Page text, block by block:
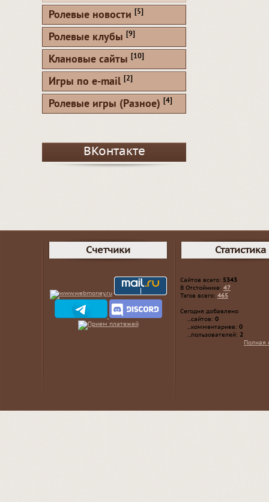
Ролевые новости [5]
Ролевые клубы [9]
Клановые сайты [10]
Игры по e-mail [2]
Ролевые игры (Разное) [4]
ВКонтакте
Счетчики Статистика
Сайтов всего: 5343
В Отстойнике: 47
Тэгов всего: 465
Сегодня добавлено
...сайтов: 0
...комментариев: 0
...пользователей: 2
Полная